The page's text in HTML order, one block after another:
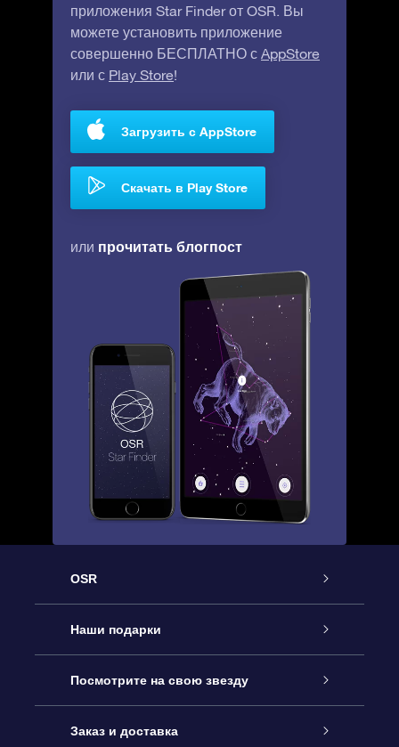
приложения Star Finder от OSR. Вы
можете установить приложение
совершенно БЕСПЛАТНО с AppStore
или с Play Store!
Загрузить с AppStore
Скачать в Play Store
или прочитать блогпост
OSR
Обслуживание
Как с нами связаться
Блог
Наши подарки
Онлайн подарок Online Star Gift
Подарочный набор OSR
Посмотрите на свою звезду
Звездный реестр
Заказ и доставка